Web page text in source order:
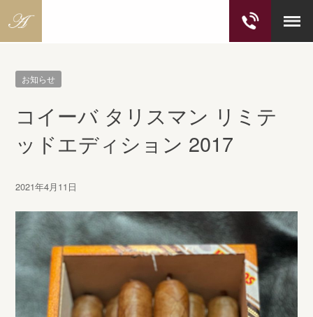
お知らせ
コイーバ タリスマン リミテ
ッドエディション 2017
2021年4月11日